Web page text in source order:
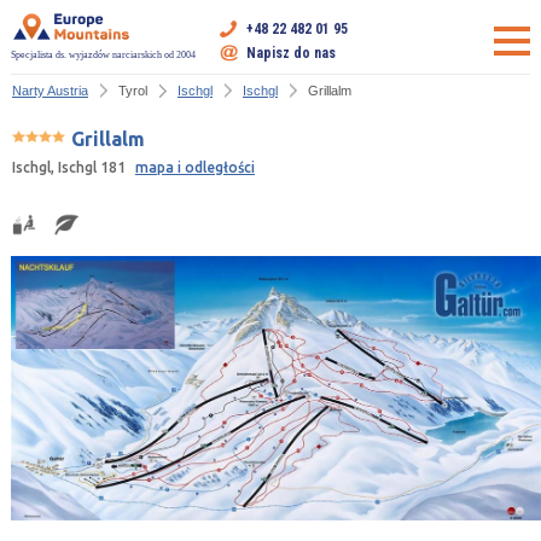
Specjalista ds. wyjazdów narciarskich od 2004
+48 22 482 01 95
Napisz do nas
Narty Austria Tyrol Ischgl Ischgl Grillalm
Grillalm
Ischgl, Ischgl 181 mapa i odległości